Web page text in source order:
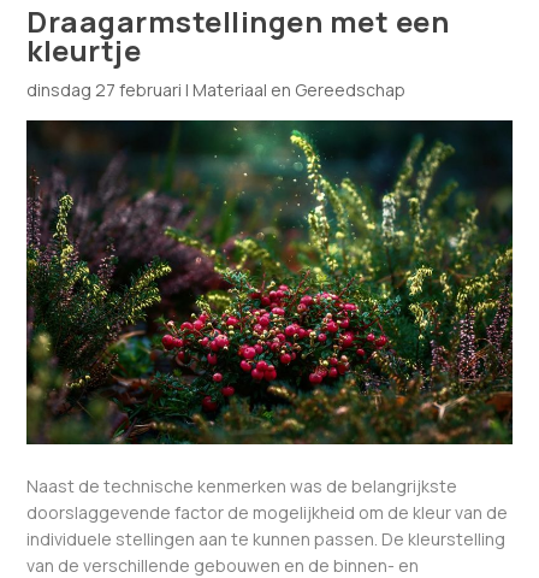
Draagarmstellingen met een
kleurtje
dinsdag 27 februari | Materiaal en Gereedschap
Naast de technische kenmerken was de belangrijkste
doorslaggevende factor de mogelijkheid om de kleur van de
individuele stellingen aan te kunnen passen. De kleurstelling
van de verschillende gebouwen en de binnen- en